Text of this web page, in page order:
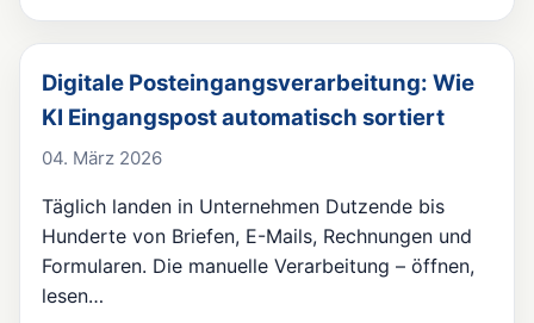
Digitale Posteingangsverarbeitung: Wie
KI Eingangspost automatisch sortiert
04. März 2026
Täglich landen in Unternehmen Dutzende bis
Hunderte von Briefen, E-Mails, Rechnungen und
Formularen. Die manuelle Verarbeitung – öffnen,
lesen…